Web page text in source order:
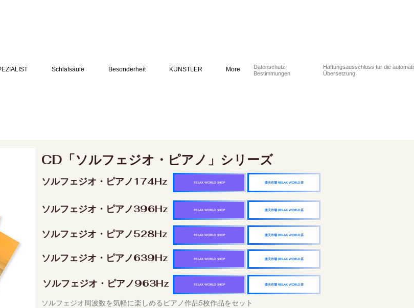
Schlafsäule Besonderheit KÜNSTLER More
Datenschutz-
Bestimmungen
Haftungsausschluss für die
Übersetzung
CD「ソルフェジオ・ピアノ」シリーズ
ソルフェジオ・ピアノ174Hz 楽天市場 RELAX WORLD店
RELAX WORLD SHOP
ソルフェジオ・ピアノ396Hz 楽天市場 RELAX WORLD店
RELAX WORLD SHOP
ソルフェジオ・ピアノ528Hz 楽天市場 RELAX WORLD店
RELAX WORLD SHOP
ソルフェジオ・ピアノ639Hz 楽天市場 RELAX WORLD店
RELAX WORLD SHOP
ソルフェジオ・ピアノ963Hz 楽天市場 RELAX WORLD店
RELAX WORLD SHOP
ソルフェジオ周波数を気軽に楽しめるピアノ作品5枚作品をセット